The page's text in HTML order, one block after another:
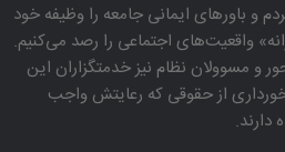
و باورهای ایمانی جامعه را وظیفه خود
واقعیت‌های اجتماعی را رصد می‌كنیم.
و مسوولان نظام نیز خدمتگزاران این
از حقوقی كه رعایتش واجب
دارند.